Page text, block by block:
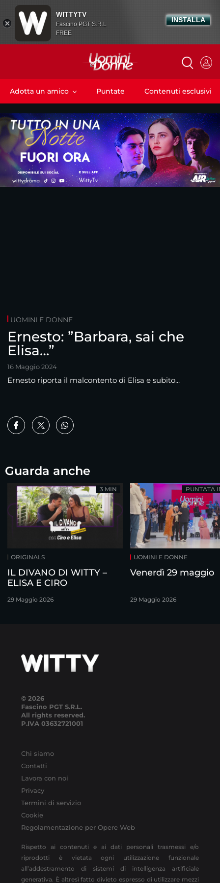
Adotta un amico Puntate Contenuti esclusivi
UOMINI E DONNE
Ernesto: ”Barbara, sai che
Elisa…”
16 Maggio 2024
Ernesto riporta il malcontento di Elisa e subito...
Guarda anche
ORIGINALS
IL DIVANO DI WITTY –
ELISA E CIRO
29 Maggio 2026
3 MIN
UOMINI E DONNE
Venerdì 29 maggio
29 Maggio 2026
PUNTATA
© 2026
Fascino PGT S.R.L.
All rights reserved.
P.IVA 03632721001
Chi siamo
Contatti
Lavora con noi
Privacy
Termini di servizio
Cookie
Regolamentazione per Opere Web
Rispetto ai contenuti e ai dati personali trasmessi e/o
riprodotti è vietata ogni utilizzazione funzionale
all’addestramento di sistemi di intelligenza artificiale
generativa. È altresì fatto divieto espresso di utilizzare mezzi
WITTYTV
Fascino PGT S.R.L
FREE
INSTALLA